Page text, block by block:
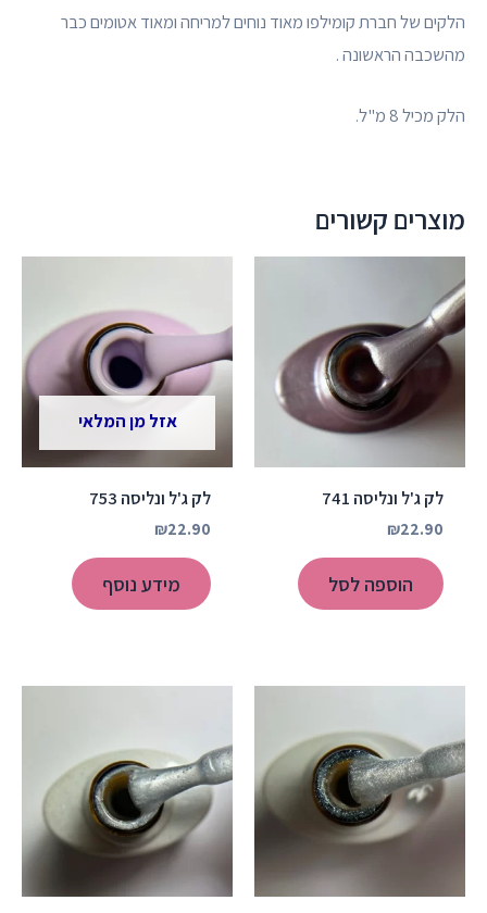
הלקים של חברת קומילפו מאוד נוחים למריחה ומאוד אטומים כבר
מהשכבה הראשונה .
הלק מכיל 8 מ"ל.
מוצרים קשורים
לק ג'ל ונליסה 741
₪22.90
הוספה לסל
אזל מן המלאי
לק ג'ל ונליסה 753
₪22.90
מידע נוסף